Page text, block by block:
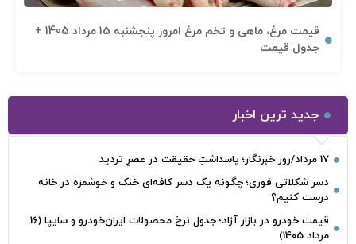
قیمت مرغ، ماهی و تخم مرغ امروز پنجشنبه 15 مرداد 1405 +
جدول قیمت
جدید ترین اخبار
17 مرداد/روز خبرنگار؛ پاسداشتِ حقیقت در عصرِ تردید
دسر شکلاتی فوری؛ چگونه یک دسر کافه‌ای خنک و خوشمزه در خانه
درست کنیم؟
قیمت خودرو در بازار آزاد؛ جدول نرخ محصولات ایران‌خودرو و سایپا (16
مرداد 1405)